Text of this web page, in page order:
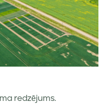
redzējums.